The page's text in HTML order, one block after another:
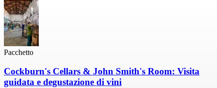
Pacchetto
Cockburn's Cellars & John Smith's Room: Visita
guidata e degustazione di vini